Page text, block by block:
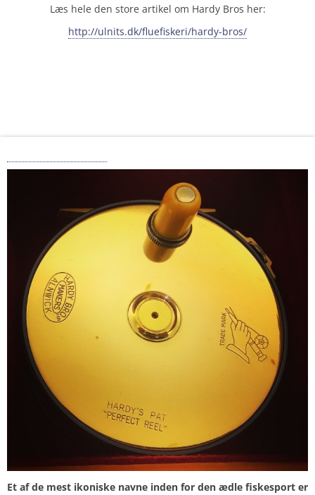
Læs hele den store artikel om Hardy Bros her:
http://ulnits.dk/fluefiskeri/hardy-bros/
Et af de mest ikoniske navne inden for den ædle fiskesport er